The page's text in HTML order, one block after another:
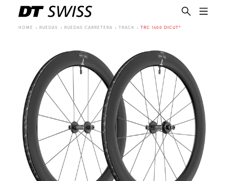
HOME RUEDAS RUEDAS CARRETERA TRACK TRC 1400 DICUT®